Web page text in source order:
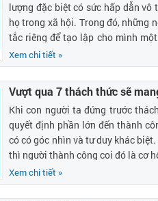
lượng đặc biệt có sức hấp dẫn
họ trong xã hội. Trong đó, những
tắc riêng để tạo lập cho mình
hội.
Xem chi tiết »
Vượt qua 7 thách thức sẽ
Khi con người ta đứng trước
quyết định phần lớn đến thành
có có góc nhìn và tư duy khác
thì người thành công coi đó là cơ
Xem chi tiết »